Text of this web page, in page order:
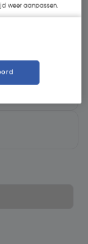
weer aanpassen.